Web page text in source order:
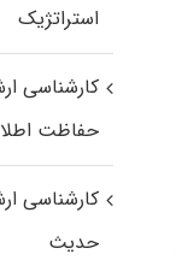
استراتژیک
کارشناسی
حفاظت
کارشناسی
حدیث